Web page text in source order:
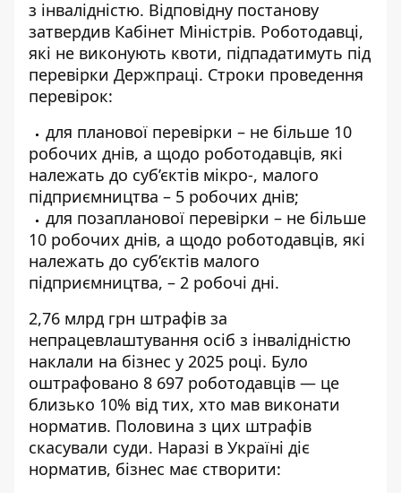
з інвалідністю. Відповідну постанову
затвердив Кабінет Міністрів. Роботодавці,
які не виконують квоти, підпадатимуть під
перевірки Держпраці. Строки проведення
перевірок:
для планової перевірки – не більше 10
робочих днів, а щодо роботодавців, які
належать до суб’єктів мікро-, малого
підприємництва – 5 робочих днів;
для позапланової перевірки – не більше
10 робочих днів, а щодо роботодавців, які
належать до суб’єктів малого
підприємництва, – 2 робочі дні.
2,76 млрд грн штрафів за
непрацевлаштування осіб з інвалідністю
наклали на бізнес у 2025 році. Було
оштрафовано 8 697 роботодавців — це
близько 10% від тих, хто мав виконати
норматив. Половина з цих штрафів
скасували суди. Наразі в Україні діє
норматив, бізнес має створити: